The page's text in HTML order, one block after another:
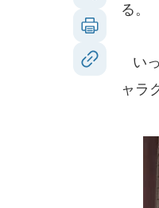
る。
い
ャラ